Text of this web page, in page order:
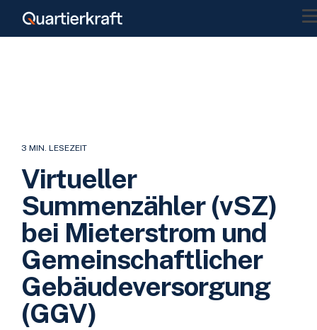
3 MIN. LESEZEIT
Virtueller
Summenzähler (vSZ)
bei Mieterstrom und
Gemeinschaftlicher
Gebäudeversorgung
(GGV)